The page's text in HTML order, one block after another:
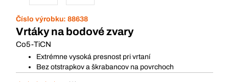
Číslo výrobku: 88638
Vrtáky na bodové zvary
Co5-TiCN
Extrémne vysoká presnost pri vrtaní
Bez otstrapkov a škrabancov na povrchoch